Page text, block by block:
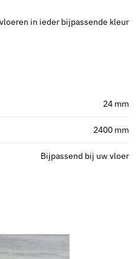
in ieder bijpassende kleur
24 mm
2400 mm
Bijpassend bij uw vloer